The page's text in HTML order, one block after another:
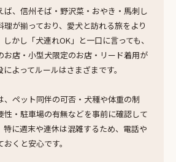
ば、信州そば・野沢菜・おやき・馬刺し
が揃っており、愛犬と訪れる旅をより
かし「犬連れOK」と一口に言っても、
お店・小型犬限定のお店・リード着用が
よってルールはさまざまです。
、ペット同伴の可否・犬種や体重の制
性・駐車場の有無などを事前に確認して
特に週末や連休は混雑するため、電話や
くと安心です。